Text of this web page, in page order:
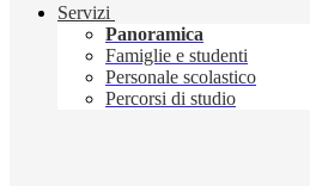
Servizi
Panoramica
Famiglie e studenti
Personale scolastico
Percorsi di studio